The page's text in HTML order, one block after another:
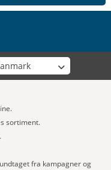
butik
sortiment.
fra kampagner og